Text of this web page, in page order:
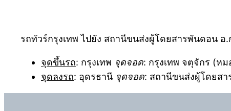
รถทัวร์กรุงเทพ ไปยัง สถานีขนส่งผู้โดยสารพันดอน
จุดขึ้นรถ: กรุงเทพ จุดจอด: กรุงเทพ จตุจักร (ห
จุดลงรถ: อุดรธานี จุดจอด: สถานีขนส่งผู้โดยส